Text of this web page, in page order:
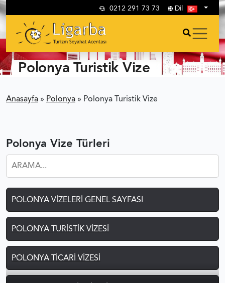
0212 291 73 73 Dil
Polonya Turistik Vize
Anasayfa » Polonya » Polonya Turistik Vize
Polonya Vize Türleri
POLONYA VIZELERI GENEL SAYFASI
POLONYA TURISTIK VIZESI
POLONYA TICARI VIZESI